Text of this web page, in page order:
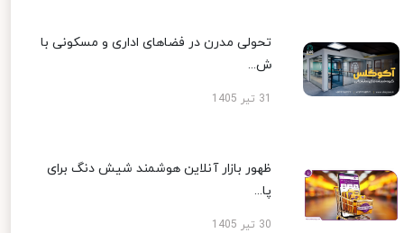
تحولی مدرن در فضاهای اداری و مسکونی با
ش...
ظهور بازار آنلاین هوشمند شیش دنگ برای
پا...
30 تیر 1405